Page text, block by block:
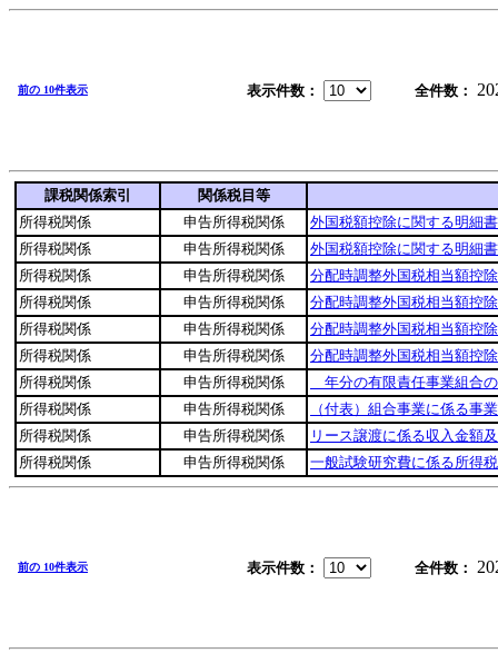
前の 10件表示 表示件数： 全件数：
課税関係索引
関係税目等
所得税関係
申告所得税関係
外国税額控除に関する明細
所得税関係
申告所得税関係
外国税額控除に関する明細
所得税関係
申告所得税関係
分配時調整外国税相当額控
所得税関係
申告所得税関係
分配時調整外国税相当額控
所得税関係
申告所得税関係
分配時調整外国税相当額控
所得税関係
申告所得税関係
分配時調整外国税相当額控
所得税関係
申告所得税関係
＿年分の有限責任事業組合
所得税関係
申告所得税関係
（付表）組合事業に係る事
所得税関係
申告所得税関係
リース譲渡に係る収入金額
所得税関係
申告所得税関係 一般試験研究費に係る所得
前の 10件表示 表示件数： 全件数：